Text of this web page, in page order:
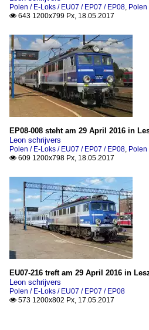
Polen / E-Loks / EU07 / EP07 / EP08,
 643 1200x799 Px, 18.05.2017
EP08-008 steht am 29 April 2016 in
Leon schrijvers
Polen / E-Loks / EU07 / EP07 / EP08,
 609 1200x798 Px, 18.05.2017
EU07-216 treft am 29 April 2016 in
Leon schrijvers
Polen / E-Loks / EU07 / EP07 / EP08
 573 1200x802 Px, 17.05.2017